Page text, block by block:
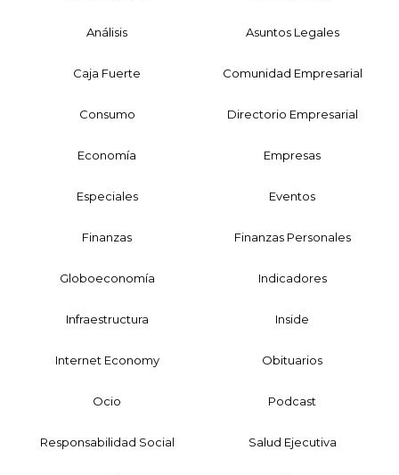
Análisis Asuntos Legales
Caja Fuerte Comunidad Empresarial
Consumo Directorio Empresarial
Economía Empresas
Especiales Eventos
Finanzas Finanzas Personales
Globoeconomía Indicadores
Infraestructura Inside
Internet Economy Obituarios
Ocio Podcast
Responsabilidad Social Salud Ejecutiva